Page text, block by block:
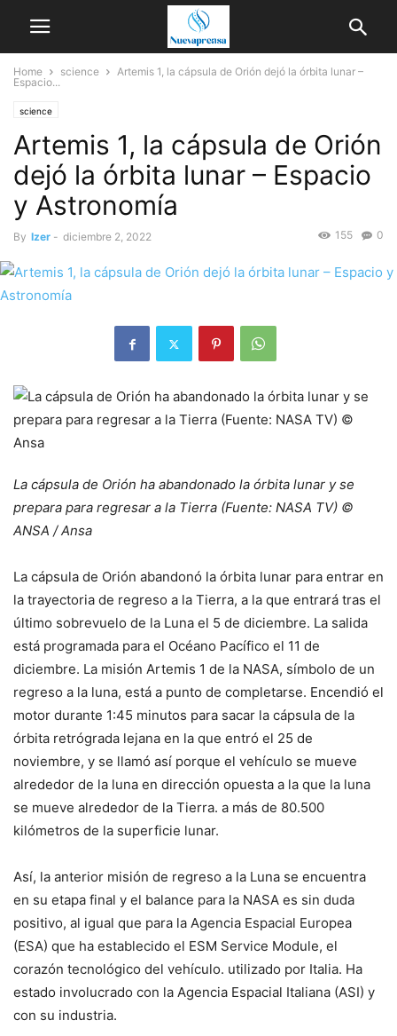
Home science
Artemis 1, la cápsula de Orión dejó la órbita lunar –
Espacio...
science
Artemis 1, la cápsula de Orión
dejó la órbita lunar – Espacio
y Astronomía
By Izer - diciembre 2, 2022 0
155
La cápsula de Orión ha abandonado la órbita lunar y se
prepara para regresar a la Tierra (Fuente: NASA TV) ©
ANSA / Ansa
La cápsula de Orión abandonó la órbita lunar para entrar en
la trayectoria de regreso a la Tierra, a la que entrará tras el
último sobrevuelo de la Luna el 5 de diciembre. La salida
está programada para el Océano Pacífico el 11 de
diciembre. La misión Artemis 1 de la NASA, símbolo de un
regreso a la luna, está a punto de completarse. Encendió el
motor durante 1:45 minutos para sacar la cápsula de la
órbita retrógrada lejana en la que entró el 25 de
noviembre, y se llamó así porque el vehículo se mueve
alrededor de la luna en dirección opuesta a la que la luna
se mueve alrededor de la Tierra. a más de 80.500
kilómetros de la superficie lunar.
Así, la anterior misión de regreso a la Luna se encuentra
en su etapa final y el balance para la NASA es sin duda
positivo, al igual que para la Agencia Espacial Europea
(ESA) que ha establecido el ESM Service Module, el
corazón tecnológico del vehículo. utilizado por Italia. Ha
estado involucrado con la Agencia Espacial Italiana (ASI) y
con su industria.